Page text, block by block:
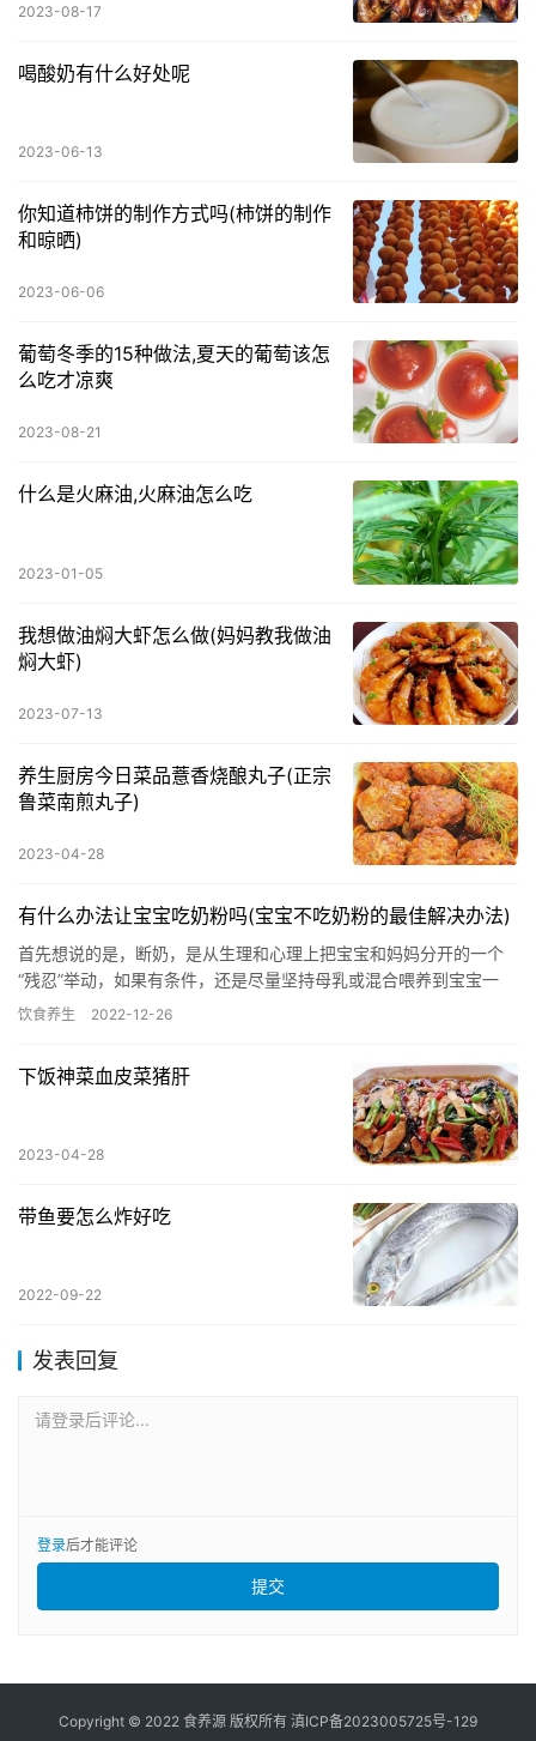
2023-08-17
喝酸奶有什么好处呢
2023-06-13
你知道柿饼的制作方式吗(柿饼的制作
和晾晒)
2023-06-06
葡萄冬季的15种做法,夏天的葡萄该怎
么吃才凉爽
2023-08-21
什么是火麻油,火麻油怎么吃
2023-01-05
我想做油焖大虾怎么做(妈妈教我做油
焖大虾)
2023-07-13
养生厨房今日菜品薏香烧酿丸子(正宗
鲁菜南煎丸子)
2023-04-28
有什么办法让宝宝吃奶粉吗(宝宝不吃奶粉的最佳解决办法)
首先想说的是，断奶，是从生理和心理上把宝宝和妈妈分开的一个
“残忍”举动，如果有条件，还是尽量坚持母乳或混合喂养到宝宝一
岁。 先说说我家一波三折的断奶经历。 我是属于母乳不足的，宝
饮食养生 2022-12-26
下饭神菜血皮菜猪肝
2023-04-28
带鱼要怎么炸好吃
2022-09-22
发表回复
请登录后评论...
登录后才能评论
提交
Copyright © 2022 食养源 版权所有 滇ICP备2023005725号-129